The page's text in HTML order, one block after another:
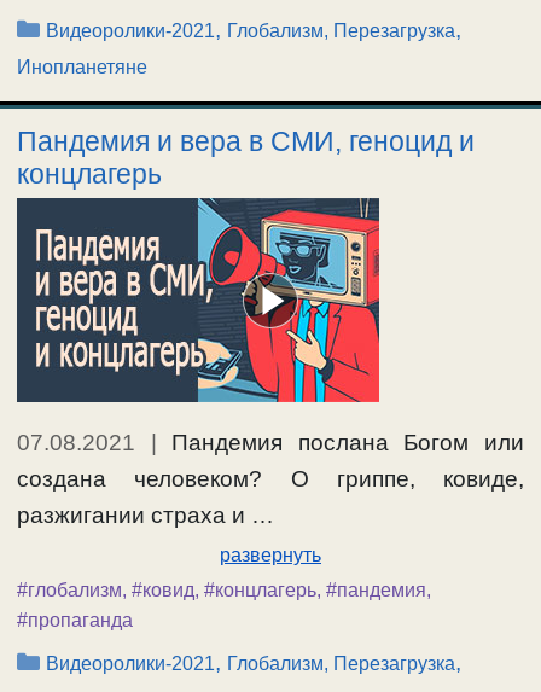
Рубрики
Видеоролики-2021, Глобализм, Перезагрузка,
Инопланетяне
Пандемия и вера в СМИ, геноцид и
концлагерь
07.08.2021 | Пандемия послана Богом или
создана человеком? О гриппе, ковиде,
разжигании страха и …
развернуть
#глобализм, #ковид, #концлагерь, #пандемия,
#пропаганда
Рубрики
Видеоролики-2021, Глобализм, Перезагрузка,